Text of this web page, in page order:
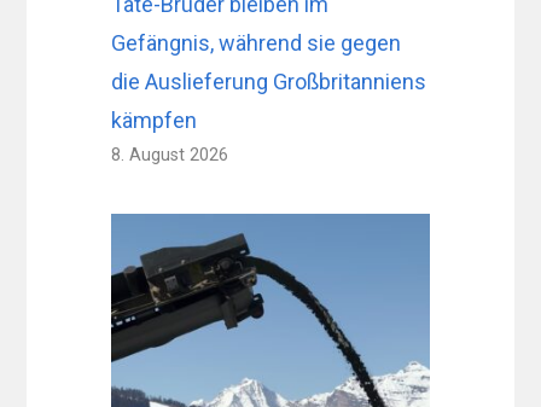
Gefängnis, während sie gegen
die Auslieferung Großbritanniens
kämpfen
8. August 2026